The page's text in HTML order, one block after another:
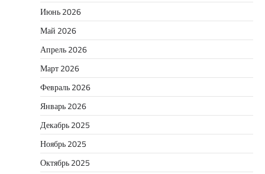
Июнь 2026
Май 2026
Апрель 2026
Март 2026
Февраль 2026
Январь 2026
Декабрь 2025
Ноябрь 2025
Октябрь 2025